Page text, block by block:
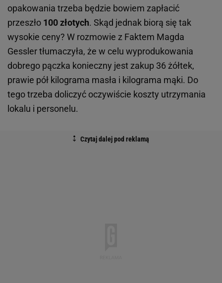
opakowania trzeba będzie bowiem zapłacić
przeszło 100 złotych. Skąd jednak biorą się tak
wysokie ceny? W rozmowie z Faktem Magda
Gessler tłumaczyła, że w celu wyprodukowania
dobrego pączka konieczny jest zakup 36 żółtek,
prawie pół kilograma masła i kilograma mąki. Do
tego trzeba doliczyć oczywiście koszty utrzymania
lokalu i personelu.